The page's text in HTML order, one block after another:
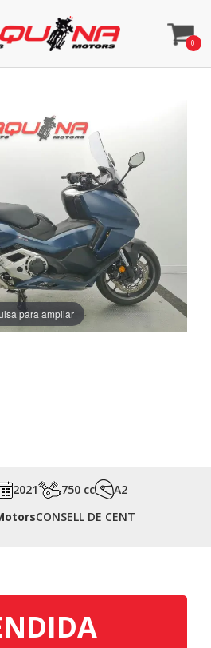
0
para ampliar
2021 750 cc
A2
CONSELL DE CENT